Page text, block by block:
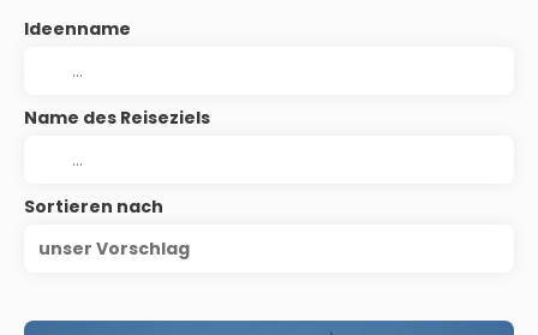
Ideenname
Name des Reiseziels
Sortieren nach
unser Vorschlag